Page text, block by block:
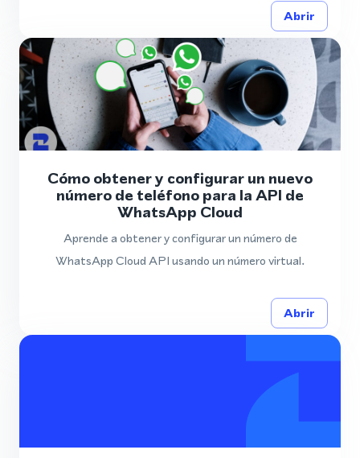
Abrir
Cómo obtener y configurar un nuevo
número de teléfono para la API de
WhatsApp Cloud
Aprende a obtener y configurar un número de
WhatsApp Cloud API usando un número virtual.
Abrir